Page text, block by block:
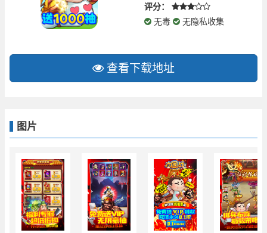
评分：
无毒
无隐私收集
查看下载地址
图片